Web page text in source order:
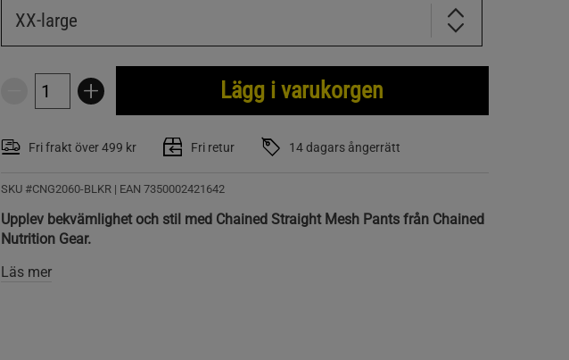
XX-large
Lägg i varukorgen
Fri frakt över 499 kr Fri retur 14 dagars ångerrätt
SKU #CNG2060-BLKR | EAN 7350002421642
Upplev bekvämlighet och stil med Chained Straight Mesh Pants från Chained
Nutrition Gear.
Läs mer